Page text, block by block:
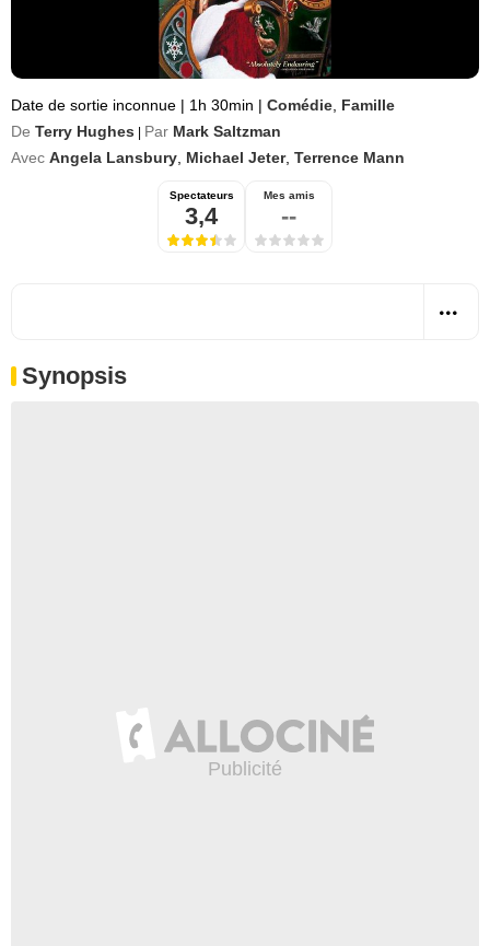
Date de sortie inconnue | 1h 30min | Comédie Famille
De Terry Hughes Par Mark Saltzman
Avec Angela Lansbury Michael Jeter, Terrence Mann
Spectateurs
3,4
Mes amis
--
Synopsis